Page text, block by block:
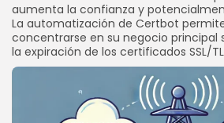
aumenta la confianza y
La automatización de Certbot
concentrarse en su negocio principal
la expiración de los certificados SSL/